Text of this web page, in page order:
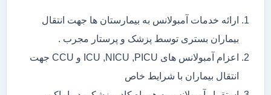
ارائه خدمات آمبولانس به بیمارستان ها جهت انتقال
بیماران بستری توسط پزشک و پرستار مجرب .
اعزام آمبولانس های ICU ,NICU ,PICU و CCU جهت
انتقال بیماران با شرایط خاص